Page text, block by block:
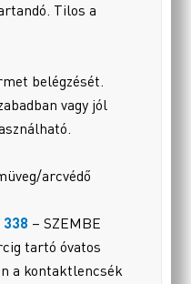
Tilos a
belégzését.
vagy jól
arcvédő
– SZEMBE
tartó óvatos
a kontaktlencsék